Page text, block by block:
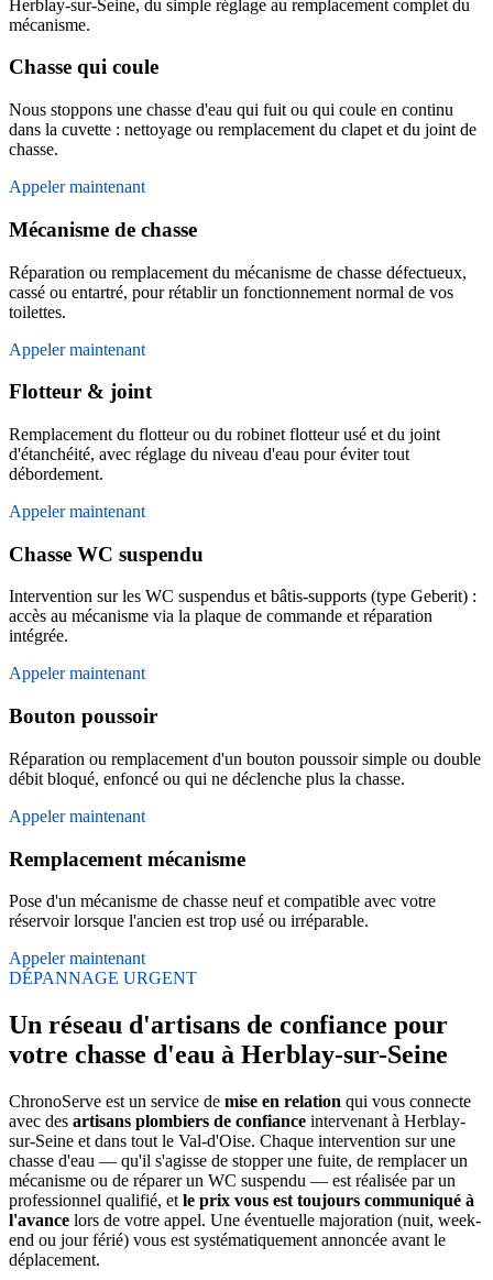
Herblay-sur-Seine, du simple réglage au remplacement complet du
mécanisme.
Chasse qui coule
Nous stoppons une chasse d'eau qui fuit ou qui coule en continu
dans la cuvette : nettoyage ou remplacement du clapet et du joint de
chasse.
Appeler maintenant
Mécanisme de chasse
Réparation ou remplacement du mécanisme de chasse défectueux,
cassé ou entartré, pour rétablir un fonctionnement normal de vos
toilettes.
Appeler maintenant
Flotteur & joint
Remplacement du flotteur ou du robinet flotteur usé et du joint
d'étanchéité, avec réglage du niveau d'eau pour éviter tout
débordement.
Appeler maintenant
Chasse WC suspendu
Intervention sur les WC suspendus et bâtis-supports (type Geberit) :
accès au mécanisme via la plaque de commande et réparation
intégrée.
Appeler maintenant
Bouton poussoir
Réparation ou remplacement d'un bouton poussoir simple ou double
débit bloqué, enfoncé ou qui ne déclenche plus la chasse.
Appeler maintenant
Remplacement mécanisme
Pose d'un mécanisme de chasse neuf et compatible avec votre
réservoir lorsque l'ancien est trop usé ou irréparable.
Appeler maintenant
DÉPANNAGE URGENT
Un réseau d'artisans de confiance pour
votre chasse d'eau à Herblay-sur-Seine
ChronoServe est un service de mise en relation qui vous connecte
avec des artisans plombiers de confiance intervenant à Herblay-
sur-Seine et dans tout le Val-d'Oise. Chaque intervention sur une
chasse d'eau — qu'il s'agisse de stopper une fuite, de remplacer un
mécanisme ou de réparer un WC suspendu — est réalisée par un
professionnel qualifié, et le prix vous est toujours communiqué à
l'avance lors de votre appel. Une éventuelle majoration (nuit, week-
end ou jour férié) vous est systématiquement annoncée avant le
déplacement.